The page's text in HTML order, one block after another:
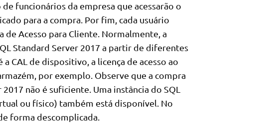
funcionários da empresa que acessarão o
para a compra. Por fim, cada usuário
de Acesso para Cliente. Normalmente, a
Standard Server 2017 a partir de diferentes
CAL de dispositivo, a licença de acesso ao
por exemplo. Observe que a compra
não é suficiente. Uma instância do SQL
ou físico) também está disponível. No
forma descomplicada.